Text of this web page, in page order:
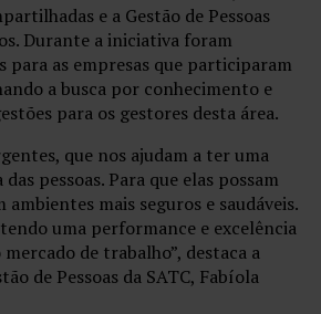
e a Gestão de Pessoas
Durante a iniciativa foram
para as empresas que participaram
a busca por conhecimento e
para os gestores desta área.
que nos ajudam a ter uma
pessoas. Para que elas possam
mais seguros e saudáveis.
uma performance e excelência
de trabalho”, destaca a
de Pessoas da SATC, Fabíola